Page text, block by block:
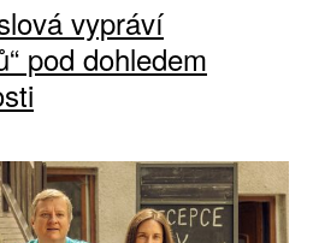
vypráví
pod dohledem